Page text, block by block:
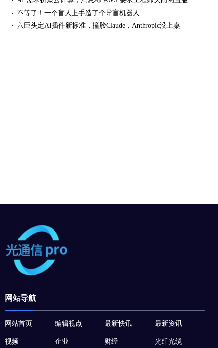
不等了！一个盲人上手造了个导盲机器人
六巨头定AI插件新标准，撞脸Claude，Anthropic没上桌
网站导航
网站首页 编辑视点 最新快讯 最新资讯
视频 企业 财经 光纤光缆